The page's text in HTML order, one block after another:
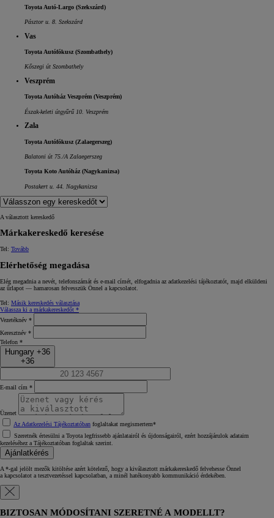
Toyota Autó-Largo (Szekszárd)
Pásztor u. 8. Szekszárd
Vas
Toyota Autófókusz (Szombathely)
Kőszegi út Szombathely
Veszprém
Toyota Autóház Veszprém (Veszprém)
Észak-keleti útgyűrű 10. Veszprém
Zala
Toyota Autófókusz (Zalaegerszeg)
Balatoni út 75./A Zalaegerszeg
Toyota Koto Autóház (Nagykanizsa)
Postakert u. 44. Nagykanizsa
A választott kereskedő
Márkakereskedő keresése
Tel: Tovább
Elérhetőség megadása
Elég megadnia a nevét, telefonszámát és e‑mail címét, elfogadnia az adatkezelési tájékoztatót, majd elküldeni
az űrlapot — hamarosan felvesszük Önnel a kapcsolatot.
Tel: Másik kereskedés választása
Válassza ki a márkakereskedőt *
Vezetéknév *
Keresztnév *
Telefon *
Hungary +36
+36
E‑mail cím *
Üzenet
Az Adatkezelési Tájékoztatóban foglaltakat megismertem*
Szeretnék értesülni a Toyota legfrissebb ajánlatairól és újdonságairól, ezért hozzájárulok adataim
kezeléséhez a Tájékoztatóban foglaltak szerint.
Ajánlatkérés
A *‑gal jelölt mezők kitöltése azért kötelező, hogy a kiválasztott márkakereskedő felvehesse Önnel
a kapcsolatot a tesztvezetéssel kapcsolatban, a minél hatékonyabb kommunikáció érdekében.
BIZTOSAN MÓDOSÍTANI SZERETNÉ A MODELLT?